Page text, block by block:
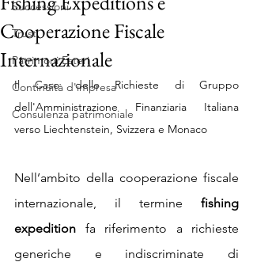
Successioni
Trust
Patrimoni Esteri
Continuità d'impresa
Consulenza patrimoniale
Cooperazione Fiscale
Internazionale
Il Caso delle Richieste di Gruppo
dell'Amministrazione Finanziaria Italiana
verso Liechtenstein, Svizzera e Monaco
Nell’ambito della cooperazione fiscale
internazionale, il termine fishing
expedition fa riferimento a richieste
generiche e indiscriminate di